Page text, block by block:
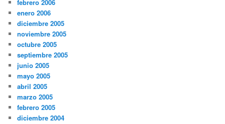
febrero 2006
enero 2006
diciembre 2005
noviembre 2005
octubre 2005
septiembre 2005
junio 2005
mayo 2005
abril 2005
marzo 2005
febrero 2005
diciembre 2004